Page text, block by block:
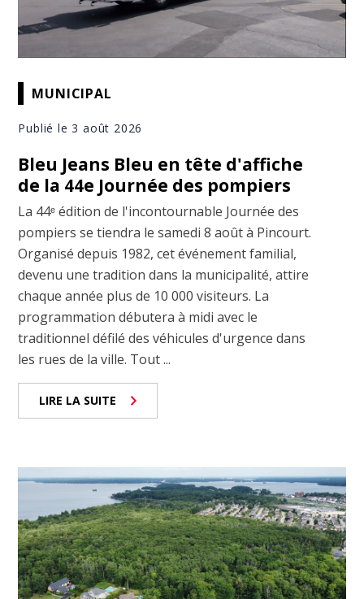
MUNICIPAL
Publié le 3 août 2026
Bleu Jeans Bleu en tête d'affiche
de la 44e Journée des pompiers
La 44ᵉ édition de l'incontournable Journée des
pompiers se tiendra le samedi 8 août à Pincourt.
Organisé depuis 1982, cet événement familial,
devenu une tradition dans la municipalité, attire
chaque année plus de 10 000 visiteurs. La
programmation débutera à midi avec le
traditionnel défilé des véhicules d'urgence dans
les rues de la ville. Tout ...
LIRE LA SUITE